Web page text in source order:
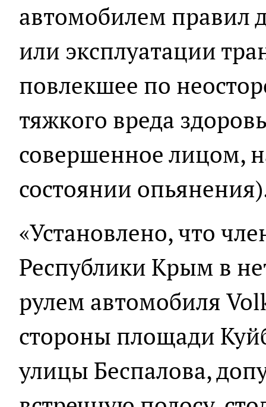
автомобилем правил
или эксплуатации
повлекшее по
тяжкого вреда
совершенное лицом,
состоянии
«Установлено, что
Республики Крым в
рулем автомобиля
стороны площади
улицы Беспалова,